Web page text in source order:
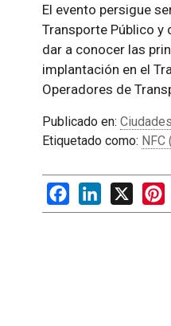
El evento persigue
Transporte Público
dar a conocer las
implantación en el
Operadores de
Publicado en:
Etiquetado como: NFC
FacebookLinkedIn
X